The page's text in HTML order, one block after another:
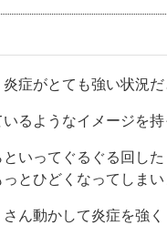
症がとても強い状況だ
るようなイメージを持
いってぐるぐる回した
とひどくなってしまい
ん動かして炎症を強く